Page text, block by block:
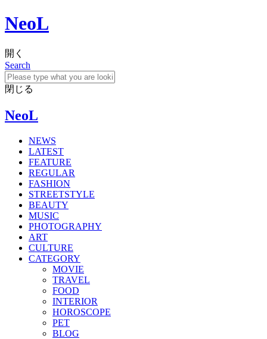
NeoL
開く
Search
閉じる
NeoL
NEWS
LATEST
FEATURE
REGULAR
FASHION
STREETSTYLE
BEAUTY
MUSIC
PHOTOGRAPHY
ART
CULTURE
CATEGORY
MOVIE
TRAVEL
FOOD
INTERIOR
HOROSCOPE
PET
BLOG